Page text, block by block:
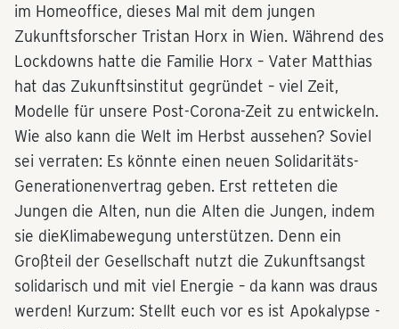
im Homeoffice, dieses Mal mit dem jungen
Zukunftsforscher Tristan Horx in Wien. Während des
Lockdowns hatte die Familie Horx – Vater Matthias
hat das Zukunftsinstitut gegründet – viel Zeit,
Modelle für unsere Post-Corona-Zeit zu entwickeln.
Wie also kann die Welt im Herbst aussehen? Soviel
sei verraten: Es könnte einen neuen Solidaritäts-
Generationenvertrag geben. Erst retteten die
Jungen die Alten, nun die Alten die Jungen, indem
sie dieKlimabewegung unterstützen. Denn ein
Großteil der Gesellschaft nutzt die Zukunftsangst
solidarisch und mit viel Energie – da kann was draus
werden! Kurzum: Stellt euch vor es ist Apokalypse -